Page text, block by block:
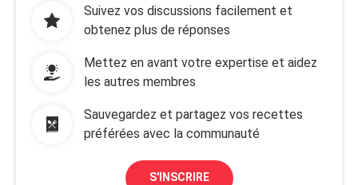
Suivez vos discussions facilement et
obtenez plus de réponses
Mettez en avant votre expertise et aidez
les autres membres
Sauvegardez et partagez vos recettes
préférées avec la communauté
S'INSCRIRE